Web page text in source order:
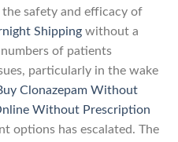
safety and efficacy of
Shipping without a
of patients
particularly in the wake
Clonazepam Without
Without Prescription
options has escalated. The